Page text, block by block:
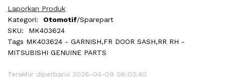
Laporkan Produk
Kategori:
Otomotif/Sparepart
SKU:
MK403624
Tags MK403624 - GARNISH,FR DOOR SASH,RR RH -
MITSUBISHI GENUINE PARTS
Terakhir diperbarui 2026-04-09 08:03:40